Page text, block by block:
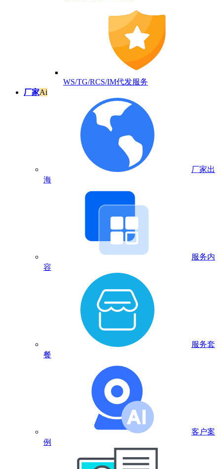
WS/TG/RCS/IM代发服务
厂家Ai
厂家出
海
服务内
容
服务套
餐
客户案
例